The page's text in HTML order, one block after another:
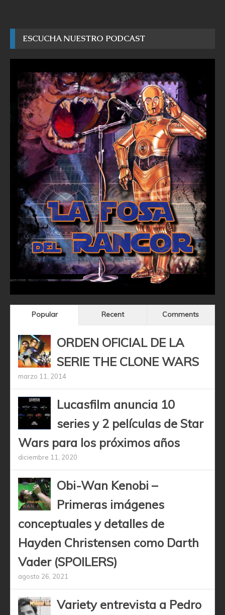
ESCUCHA NUESTRO PODCAST
Popular Recent Comments
ORDEN OFICIAL DE LA
SERIE THE CLONE WARS
marzo 11, 2014
Lucasfilm anuncia 10
series y 2 películas de Star
Wars para los próximos años
diciembre 11, 2020
Obi-Wan Kenobi –
Primeras imágenes
conceptuales y detalles de
Hayden Christensen como Darth
Vader (SPOILERS)
agosto 26, 2021
Variety entrevista a Pedro